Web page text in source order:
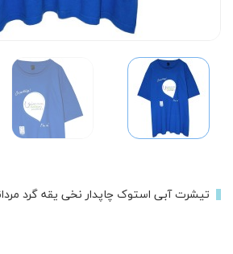
تیشرت آبی استوک چاپدار نخی یقه گرد